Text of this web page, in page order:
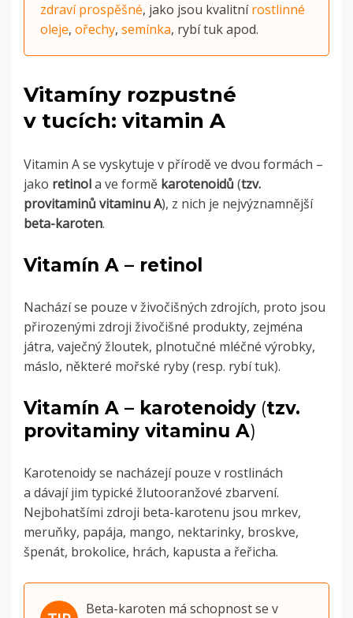
zdraví prospěšné, jako jsou kvalitnírostlinné
oleje, ořechy, semínka, rybí tuk apod.
Vitamíny rozpustné
v tucích: vitamin A
Vitamin A se vyskytuje v přírodě ve dvou formách –
jako retinola ve formě karotenoidů (tzv.
provitaminů vitaminu A), z nich je nejvýznamnější
beta-karoten.
Vitamín A – retinol
Nachází se pouze v živočišných zdrojích, proto jsou
přirozenými zdroji živočišné produkty, zejména
játra, vaječný žloutek, plnotučné mléčné výrobky,
máslo, některé mořské ryby (resp. rybí tuk).
Vitamín A – karotenoidy (tzv.
provitaminy vitaminu A)
Karotenoidy se nacházejí pouze v rostlinách
a dávají jim typické žlutooranžové zbarvení.
Nejbohatšími zdroji beta-karotenu jsou mrkev,
meruňky, papája, mango, nektarinky, broskve,
špenát, brokolice, hrách, kapusta a řeřicha.
Beta-karoten má schopnost se v